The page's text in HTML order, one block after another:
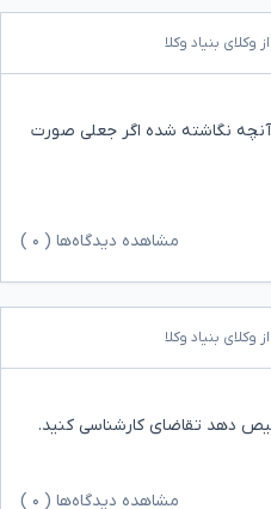
بنیاد وکلا
نگاشته شده اگر جعلی صورت
مشاهده دیدگاه‌ها ( ۰
بنیاد وکلا
دهد تقاضای کارشناسی کنید.
مشاهده دیدگاه‌ها ( ۰